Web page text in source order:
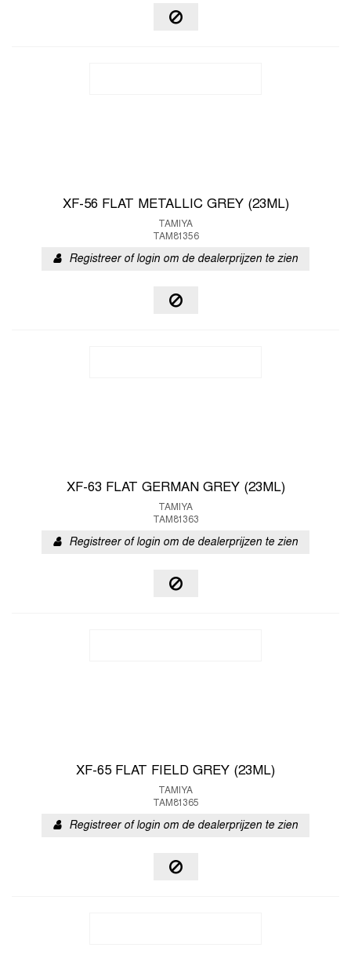
XF-56 FLAT METALLIC GREY (23ML)
TAMIYA
TAM81356
Registreer of login om de dealerprijzen te zien
XF-63 FLAT GERMAN GREY (23ML)
TAMIYA
TAM81363
Registreer of login om de dealerprijzen te zien
XF-65 FLAT FIELD GREY (23ML)
TAMIYA
TAM81365
Registreer of login om de dealerprijzen te zien